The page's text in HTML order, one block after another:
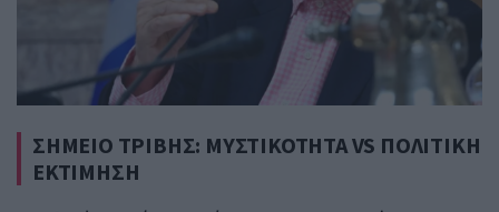
ΣΗΜΕΙΟ ΤΡΙΒΗΣ: ΜΥΣΤΙΚΟΤΗΤΑ VS ΠΟΛΙΤΙΚΗ
ΕΚΤΙΜΗΣΗ